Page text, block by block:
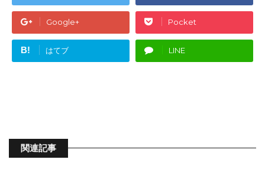
Google+ Pocket
B! はてブ LINE
関連記事